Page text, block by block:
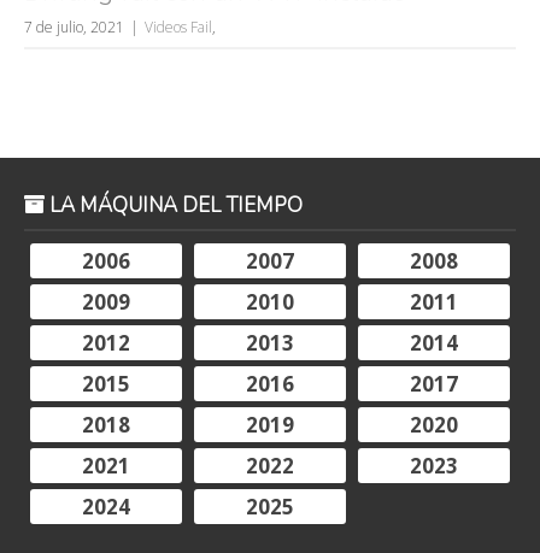
7 de julio, 2021 Videos Fail,
LA MÁQUINA DEL TIEMPO
2006
2007
2008
2009
2010
2011
2012
2013
2014
2015
2016
2017
2018
2019
2020
2021
2022
2023
2024
2025